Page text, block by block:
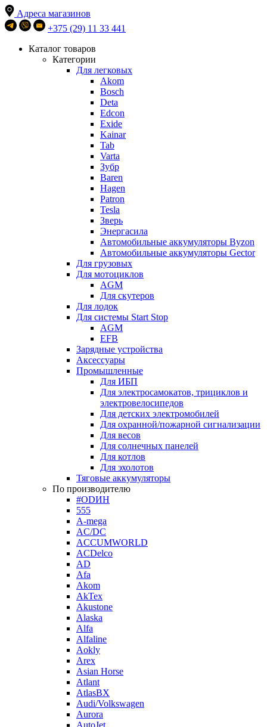
Адреса магазинов
+375 (29) 11 33 441
Каталог товаров
Категории
Для легковых
Akom
Bosch
Deta
Edcon
Exide
Kainar
Tab
Varta
Зубр
Baren
Hagen
Patron
Tesla
Зверь
Энергасила
Автомобильные аккумуляторы Byzon
Автомобильные аккумуляторы Gector
Для грузовых
Для мотоциклов
AGM
Для скутеров
Для лодок
Для системы Start Stop
AGM
EFB
Зарядные устройства
Аксессуары
Промышленные
Для ИБП
Для электросамокатов, трициклов и
электровелосипедов
Для детских электромобилей
Для охранной/пожарной сигнализации
Для весов
Для солнечных панелей
Для котлов
Для эхолотов
Тяговые аккумуляторы
По производителю
#ODИН
555
A-mega
AC/DC
ACCUMWORLD
ACDelco
AD
Afa
Akom
AkTex
Akustone
Alaska
Alfa
Alfaline
Aokly
Arex
Asian Horse
Atlant
AtlasBX
Audi/Volkswagen
Aurora
AutoJet